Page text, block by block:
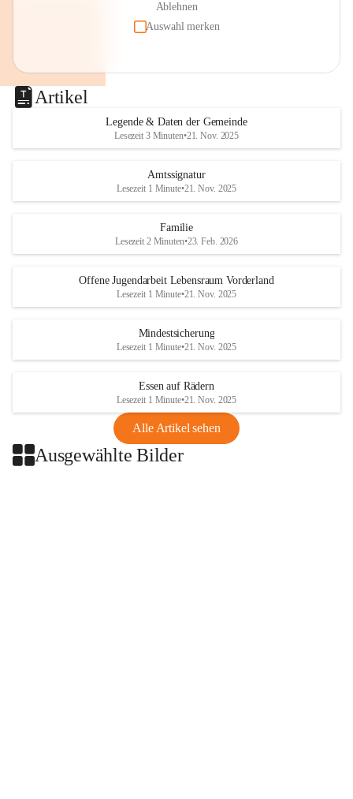
Ablehnen
Auswahl merken
Artikel
Legende & Daten der Gemeinde
Lesezeit 3 Minuten•21. Nov. 2025
Amtssignatur
Lesezeit 1 Minute•21. Nov. 2025
Familie
Lesezeit 2 Minuten•23. Feb. 2026
Offene Jugendarbeit Lebensraum Vorderland
Lesezeit 1 Minute•21. Nov. 2025
Mindestsicherung
Lesezeit 1 Minute•21. Nov. 2025
Essen auf Rädern
Lesezeit 1 Minute•21. Nov. 2025
Alle Artikel sehen
Ausgewählte Bilder